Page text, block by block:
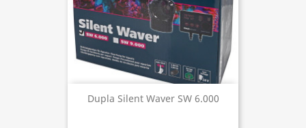
Dupla Silent Waver SW 6.000